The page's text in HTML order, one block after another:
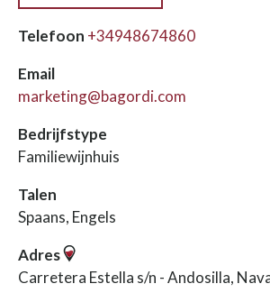
Telefoon +34948674860
Email
marketing@bagordi.com
Bedrijfstype
Familiewijnhuis
Talen
Spaans, Engels
Adres
Carretera Estella s/n - Andosilla,